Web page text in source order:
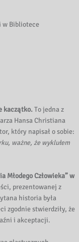
w Bibliotece
kaczątko. To jedna z
Hansa Christiana
który napisał o sobie:
ważne, że wyklułem
Młodego Człowieka” w
prezentowanej z
historia była
zgodnie stwierdziły, że
i akceptacji.